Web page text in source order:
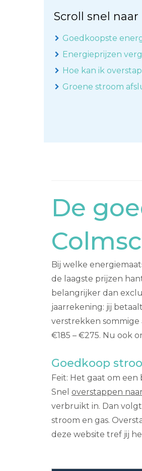
Scroll snel naar
Goedkoopste
Energieprijzen
Hoe kan ik
Groene stroom
De
Bij welke
de laagste prijzen
belangrijker dan
jaarrekening: jij
verstrekken sommige
€185 – €275. Nu ook
Goedkoop
Feit: Het gaat om
Snel overstappen
verbruikt in. Dan
stroom en gas.
deze website tref jij